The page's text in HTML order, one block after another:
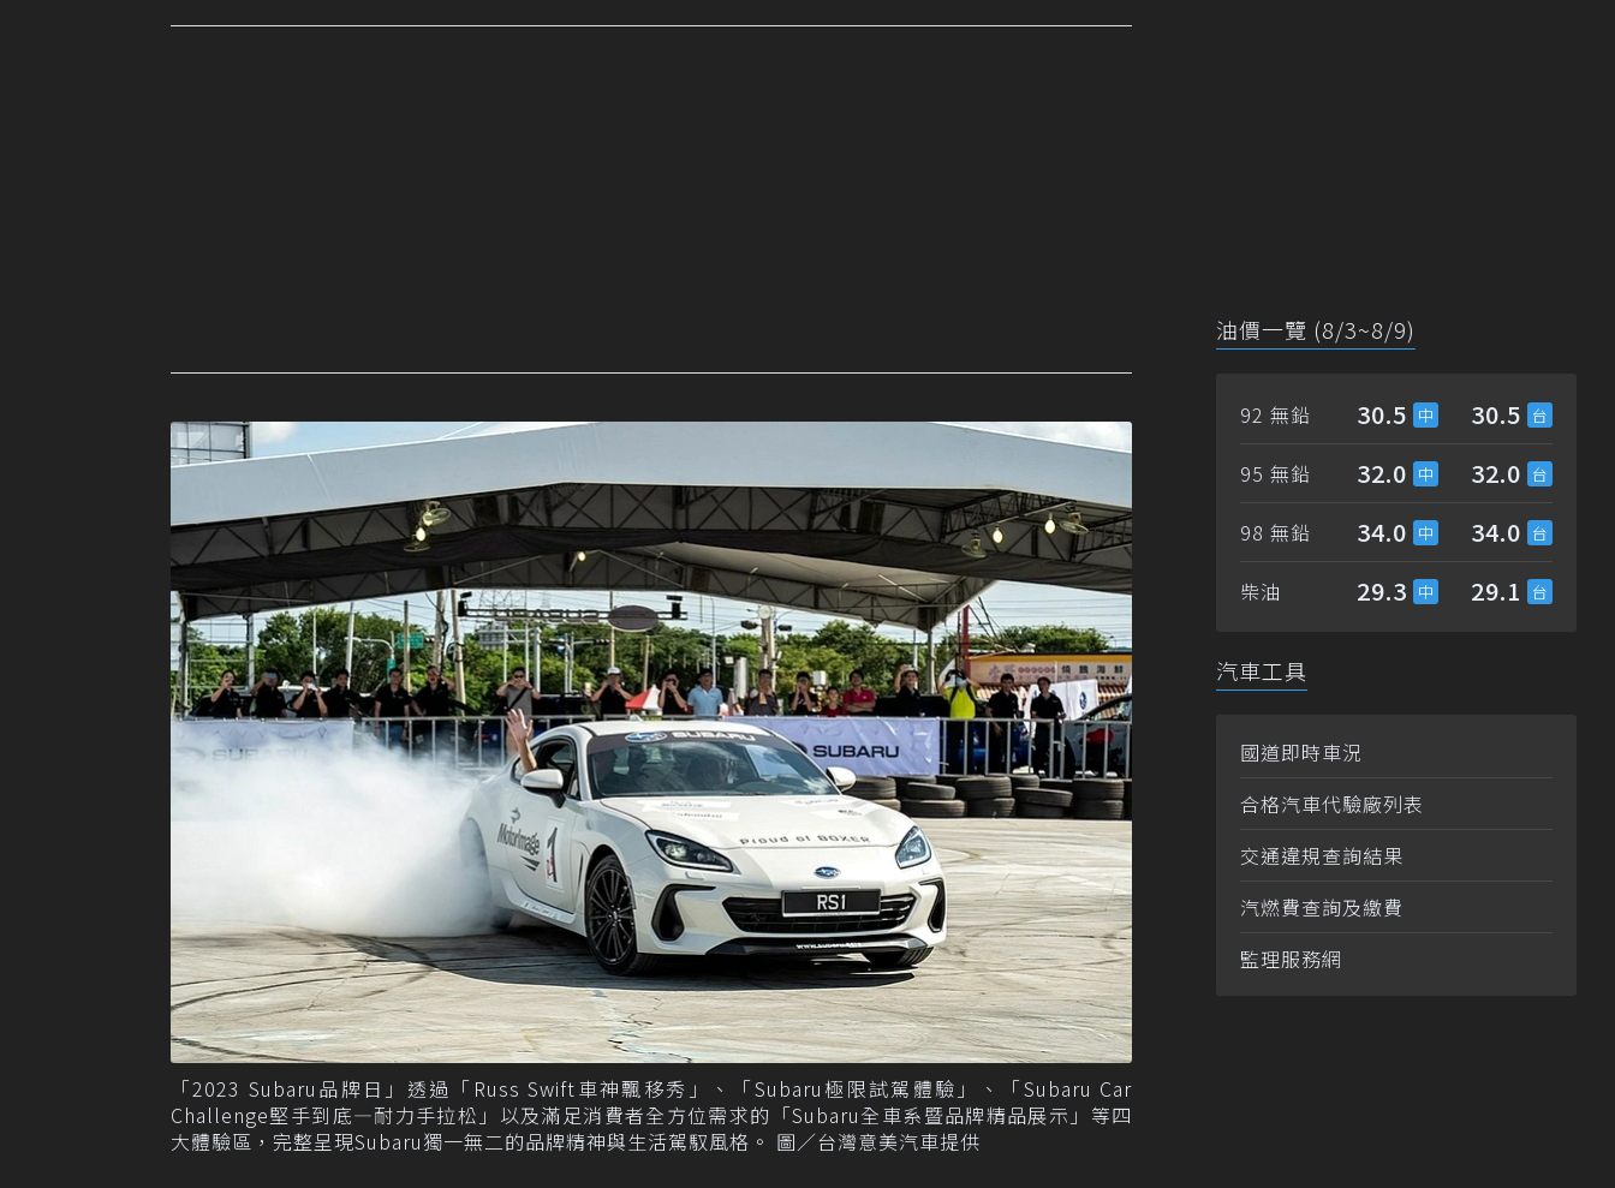
「2023 Subaru品牌日」透過「Russ Swift車神飄移秀」、「Subaru極限試駕體驗」、「Subaru Car
Challenge堅手到底—耐力手拉松」以及滿足消費者全方位需求的「Subaru全車系暨品牌精品展示」等四
大體驗區，完整呈現Subaru獨一無二的品牌精神與生活駕馭風格。 圖／台灣意美汽車提供
油價一覽 (8/3~8/9)
92 無鉛 30.5 30.5
95 無鉛 32.0 32.0
98 無鉛 34.0 34.0
柴油 29.3 29.1
汽車工具
國道即時車況
合格汽車代驗廠列表
交通違規查詢結果
汽燃費查詢及繳費
監理服務網